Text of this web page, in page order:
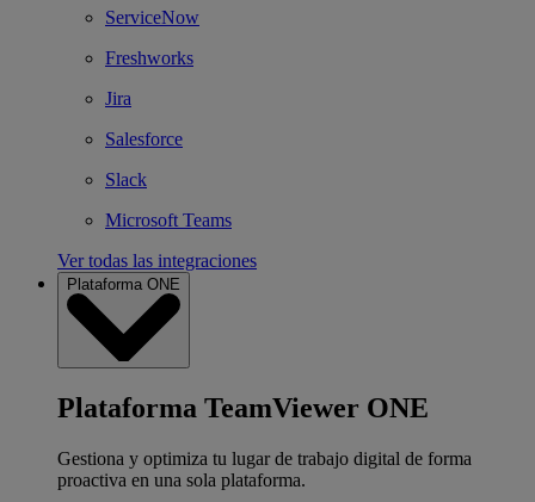
ServiceNow
Freshworks
Jira
Salesforce
Slack
Microsoft Teams
Ver todas las integraciones
Plataforma ONE
Plataforma TeamViewer ONE
Gestiona y optimiza tu lugar de trabajo digital de forma
proactiva en una sola plataforma.